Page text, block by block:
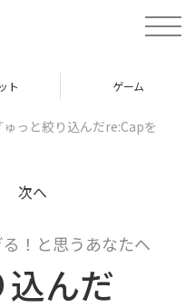
t
o
ト ゲーム
ゅっと絞り込んだre:Capを
次へ
！と思うあなたへ
込んだ